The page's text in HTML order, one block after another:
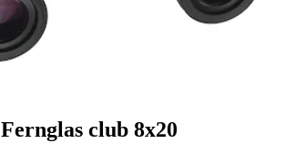
Fernglas club 8x20